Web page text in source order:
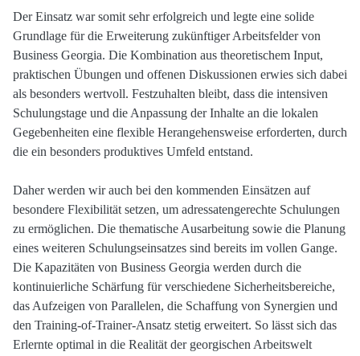
Der Einsatz war somit sehr erfolgreich und legte eine solide
Grundlage für die Erweiterung zukünftiger Arbeitsfelder von
Business Georgia. Die Kombination aus theoretischem Input,
praktischen Übungen und offenen Diskussionen erwies sich dabei
als besonders wertvoll. Festzuhalten bleibt, dass die intensiven
Schulungstage und die Anpassung der Inhalte an die lokalen
Gegebenheiten eine flexible Herangehensweise erforderten, durch
die ein besonders produktives Umfeld entstand.
Daher werden wir auch bei den kommenden Einsätzen auf
besondere Flexibilität setzen, um adressatengerechte Schulungen
zu ermöglichen. Die thematische Ausarbeitung sowie die Planung
eines weiteren Schulungseinsatzes sind bereits im vollen Gange.
Die Kapazitäten von Business Georgia werden durch die
kontinuierliche Schärfung für verschiedene Sicherheitsbereiche,
das Aufzeigen von Parallelen, die Schaffung von Synergien und
den Training-of-Trainer-Ansatz stetig erweitert. So lässt sich das
Erlernte optimal in die Realität der georgischen Arbeitswelt